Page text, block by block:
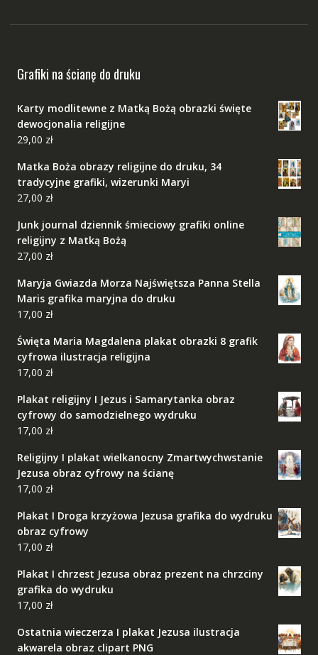
Grafiki na ścianę do druku
Karty modlitewne z Matką Bożą obrazki święte
dewocjonalia religijne
29,00 zł
Matka Boża obrazy religijne do druku, 34
tradycyjne grafiki, wizerunki Maryi
27,00 zł
Junk journal dziennik śmieciowy grafiki online
religijny z Matką Bożą
27,00 zł
Maryja Gwiazda Morza Najświętsza Panna Stella
Maris grafika maryjna do druku
17,00 zł
Święta Maria Magdalena plakat obrazki 8 grafik
cyfrowa ilustracja religijna
17,00 zł
Plakat religijny I Jezus i Samarytanka obraz
cyfrowy do samodzielnego wydruku
17,00 zł
Religijny I plakat wielkanocny Zmartwychwstanie
Jezusa obraz cyfrowy na ścianę
17,00 zł
Plakat I Droga krzyżowa Jezusa grafika do wydruku
obraz cyfrowy
17,00 zł
Plakat I chrzest Jezusa obraz prezent na chrzciny
grafika do wydruku
17,00 zł
Ostatnia wieczerza I plakat Jezusa ilustracja
akwarela obraz clipart PNG